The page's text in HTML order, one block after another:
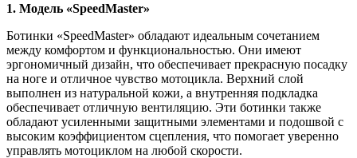
1. Модель «SpeedMaster»
Ботинки «SpeedMaster» обладают идеальным сочетанием
между комфортом и функциональностью. Они имеют
эргономичный дизайн, что обеспечивает прекрасную посадку
на ноге и отличное чувство мотоцикла. Верхний слой
выполнен из натуральной кожи, а внутренняя подкладка
обеспечивает отличную вентиляцию. Эти ботинки также
обладают усиленными защитными элементами и подошвой с
высоким коэффициентом сцепления, что помогает уверенно
управлять мотоциклом на любой скорости.